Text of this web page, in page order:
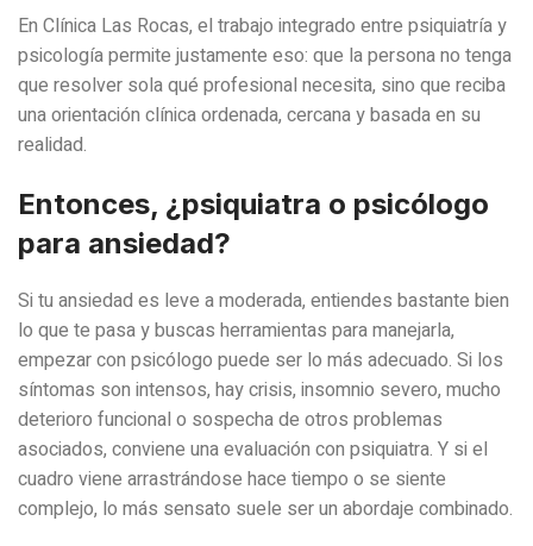
En Clínica Las Rocas, el trabajo integrado entre psiquiatría y
psicología permite justamente eso: que la persona no tenga
que resolver sola qué profesional necesita, sino que reciba
una orientación clínica ordenada, cercana y basada en su
realidad.
Entonces, ¿psiquiatra o psicólogo
para ansiedad?
Si tu ansiedad es leve a moderada, entiendes bastante bien
lo que te pasa y buscas herramientas para manejarla,
empezar con psicólogo puede ser lo más adecuado. Si los
síntomas son intensos, hay crisis, insomnio severo, mucho
deterioro funcional o sospecha de otros problemas
asociados, conviene una evaluación con psiquiatra. Y si el
cuadro viene arrastrándose hace tiempo o se siente
complejo, lo más sensato suele ser un abordaje combinado.